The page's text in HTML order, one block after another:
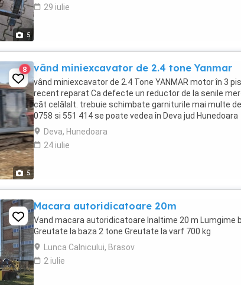
5
29 iulie
5
8 vând miniexcavator de 2.4 tone Yanmar
vând miniexcavator de 2.4 Tone YANMAR motor în 3
recent reparat Ca defecte un reductor de la senile
căt celălalt. trebuie schimbate garniturile mai multe
0758 si 551 414 se poate vedea în Deva jud Hunedoara
Deva, Hunedoara
24 iulie
Macara autoridicatoare 20m
Vand macara autoridicatoare Inaltime 20 m Lumgime
Greutate la baza 2 tone Greutate la varf 700 kg
Lunca Calnicului, Brasov
2 iulie